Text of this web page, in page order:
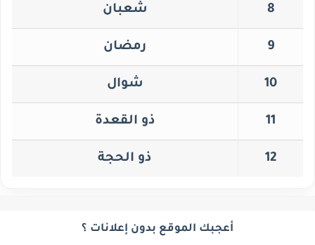
8 شعبان
9 رمضان
10 شوال
11 ذو القعدة
12 ذو الحجة
أعجبك الموقع بدون إعلانات ؟